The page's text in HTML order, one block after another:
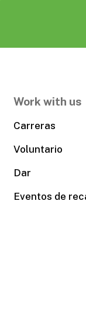
Work with us
Carreras
Voluntario
Dar
Eventos de